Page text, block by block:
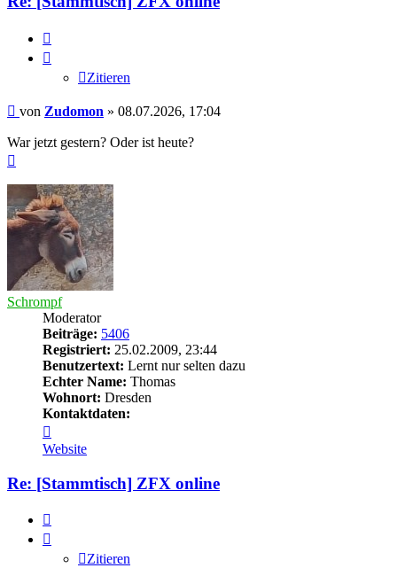
Zitieren
Beitrag
von Zudomon » 08.07.2026, 17:04
War jetzt gestern? Oder ist heute?
Schrompf
Moderator
Beiträge: 5406
Registriert: 25.02.2009, 23:44
Benutzertext: Lernt nur selten dazu
Echter Name: Thomas
Wohnort: Dresden
Kontaktdaten:
von
Schrompf
Website
Re: [Stammtisch] ZFX online
Zitieren